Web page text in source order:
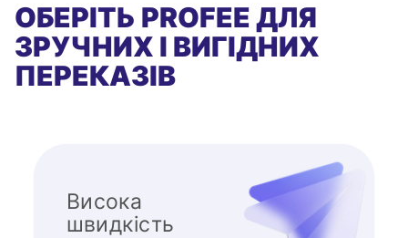
ОБЕРІТЬ PROFEE ДЛЯ
ЗРУЧНИХ І ВИГІДНИХ
ПЕРЕКАЗІВ
Висока
швидкість